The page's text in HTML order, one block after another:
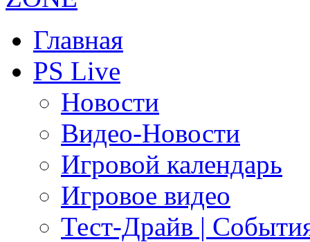
Главная
PS Live
Новости
Видео-Новости
Игровой календарь
Игровое видео
Тест-Драйв |